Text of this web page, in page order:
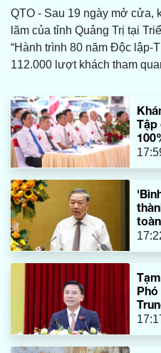
QTO - Sau 19 ngày mở cửa,
lãm của tỉnh Quảng Trị tại
“Hành trình 80 năm Độc lập-
112.000 lượt khách tham
triển lãm lần này.
Tập